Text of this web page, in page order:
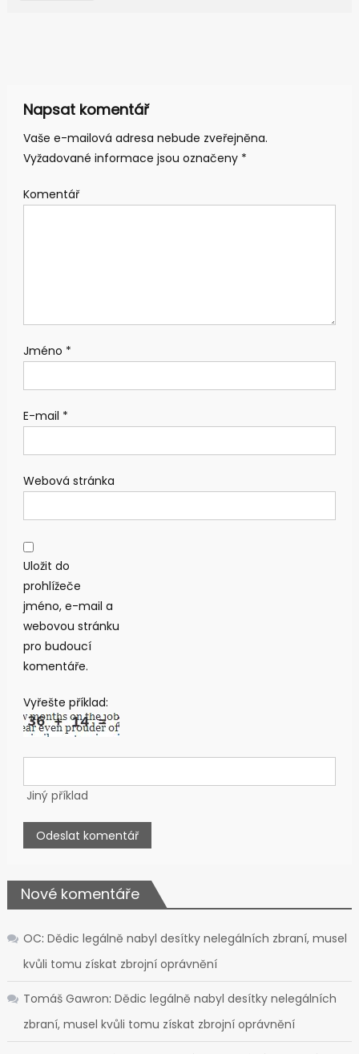
Napsat komentář
Vaše e-mailová adresa nebude zveřejněna.
Vyžadované informace jsou označeny *
Komentář
Jméno *
E-mail *
Webová stránka
Uložit do
prohlížeče
jméno, e-mail a
webovou stránku
pro budoucí
komentáře.
Vyřešte příklad:
Jiný příklad
Nové komentáře
OC: Dědic legálně nabyl desítky nelegálních zbraní, musel
kvůli tomu získat zbrojní oprávnění
Tomáš Gawron: Dědic legálně nabyl desítky nelegálních
zbraní, musel kvůli tomu získat zbrojní oprávnění